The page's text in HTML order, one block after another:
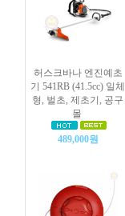
허스크바나 엔진예초
기 541RB (41.5cc) 일체
형, 벌초, 제초기, 공구
몰
489,000원